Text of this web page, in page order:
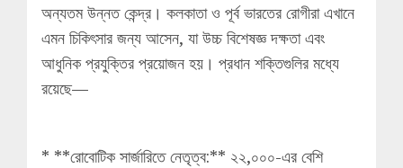
অন্যতম উন্নত কেন্দ্র। কলকাতা ও পূর্ব ভারতের রোগীরা এখানে
এমন চিকিৎসার জন্য আসেন, যা উচ্চ বিশেষজ্ঞ দক্ষতা এবং
আধুনিক প্রযুক্তির প্রয়োজন হয়। প্রধান শক্তিগুলির মধ্যে
রয়েছে—
* **রোবোটিক সার্জারিতে নেতৃত্ব:** ২২,০০০-এর বেশি